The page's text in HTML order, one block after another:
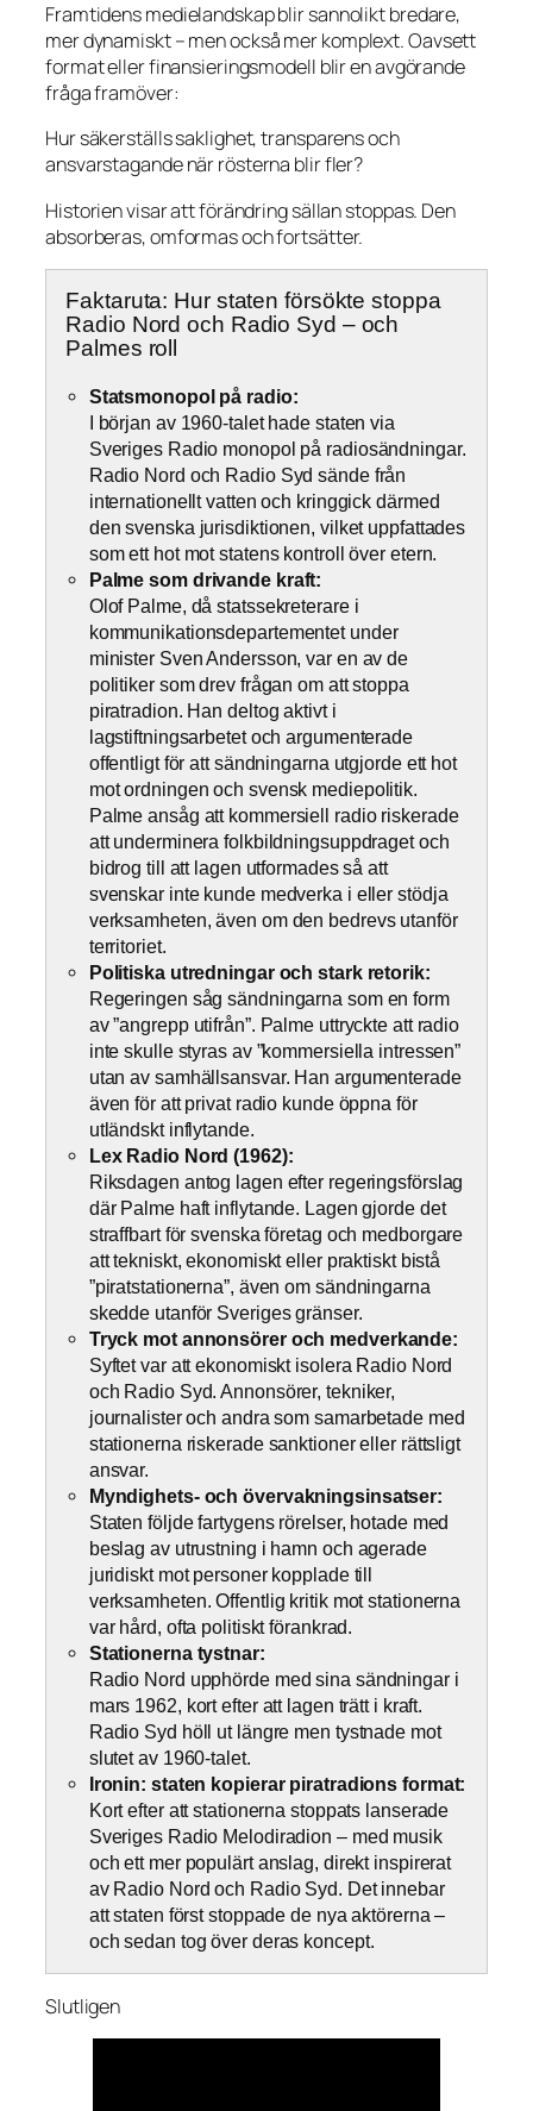
Framtidens medielandskap blir sannolikt bredare,
mer dynamiskt – men också mer komplext. Oavsett
format eller finansieringsmodell blir en avgörande
fråga framöver:
Hur säkerställs saklighet, transparens och
ansvarstagande när rösterna blir fler?
Historien visar att förändring sällan stoppas. Den
absorberas, omformas och fortsätter.
Faktaruta: Hur staten försökte stoppa
Radio Nord och Radio Syd – och
Palmes roll
Statsmonopol på radio:
I början av 1960-talet hade staten via
Sveriges Radio monopol på radiosändningar.
Radio Nord och Radio Syd sände från
internationellt vatten och kringgick därmed
den svenska jurisdiktionen, vilket uppfattades
som ett hot mot statens kontroll över etern.
Palme som drivande kraft:
Olof Palme, då statssekreterare i
kommunikationsdepartementet under
minister Sven Andersson, var en av de
politiker som drev frågan om att stoppa
piratradion. Han deltog aktivt i
lagstiftningsarbetet och argumenterade
offentligt för att sändningarna utgjorde ett hot
mot ordningen och svensk mediepolitik.
Palme ansåg att kommersiell radio riskerade
att underminera folkbildningsuppdraget och
bidrog till att lagen utformades så att
svenskar inte kunde medverka i eller stödja
verksamheten, även om den bedrevs utanför
territoriet.
Politiska utredningar och stark retorik:
Regeringen såg sändningarna som en form
av ”angrepp utifrån”. Palme uttryckte att radio
inte skulle styras av ”kommersiella intressen”
utan av samhällsansvar. Han argumenterade
även för att privat radio kunde öppna för
utländskt inflytande.
Lex Radio Nord (1962):
Riksdagen antog lagen efter regeringsförslag
där Palme haft inflytande. Lagen gjorde det
straffbart för svenska företag och medborgare
att tekniskt, ekonomiskt eller praktiskt bistå
”piratstationerna”, även om sändningarna
skedde utanför Sveriges gränser.
Tryck mot annonsörer och medverkande:
Syftet var att ekonomiskt isolera Radio Nord
och Radio Syd. Annonsörer, tekniker,
journalister och andra som samarbetade med
stationerna riskerade sanktioner eller rättsligt
ansvar.
Myndighets- och övervakningsinsatser:
Staten följde fartygens rörelser, hotade med
beslag av utrustning i hamn och agerade
juridiskt mot personer kopplade till
verksamheten. Offentlig kritik mot stationerna
var hård, ofta politiskt förankrad.
Stationerna tystnar:
Radio Nord upphörde med sina sändningar i
mars 1962, kort efter att lagen trätt i kraft.
Radio Syd höll ut längre men tystnade mot
slutet av 1960-talet.
Ironin: staten kopierar piratradions format:
Kort efter att stationerna stoppats lanserade
Sveriges Radio Melodiradion – med musik
och ett mer populärt anslag, direkt inspirerat
av Radio Nord och Radio Syd. Det innebar
att staten först stoppade de nya aktörerna –
och sedan tog över deras koncept.
Slutligen